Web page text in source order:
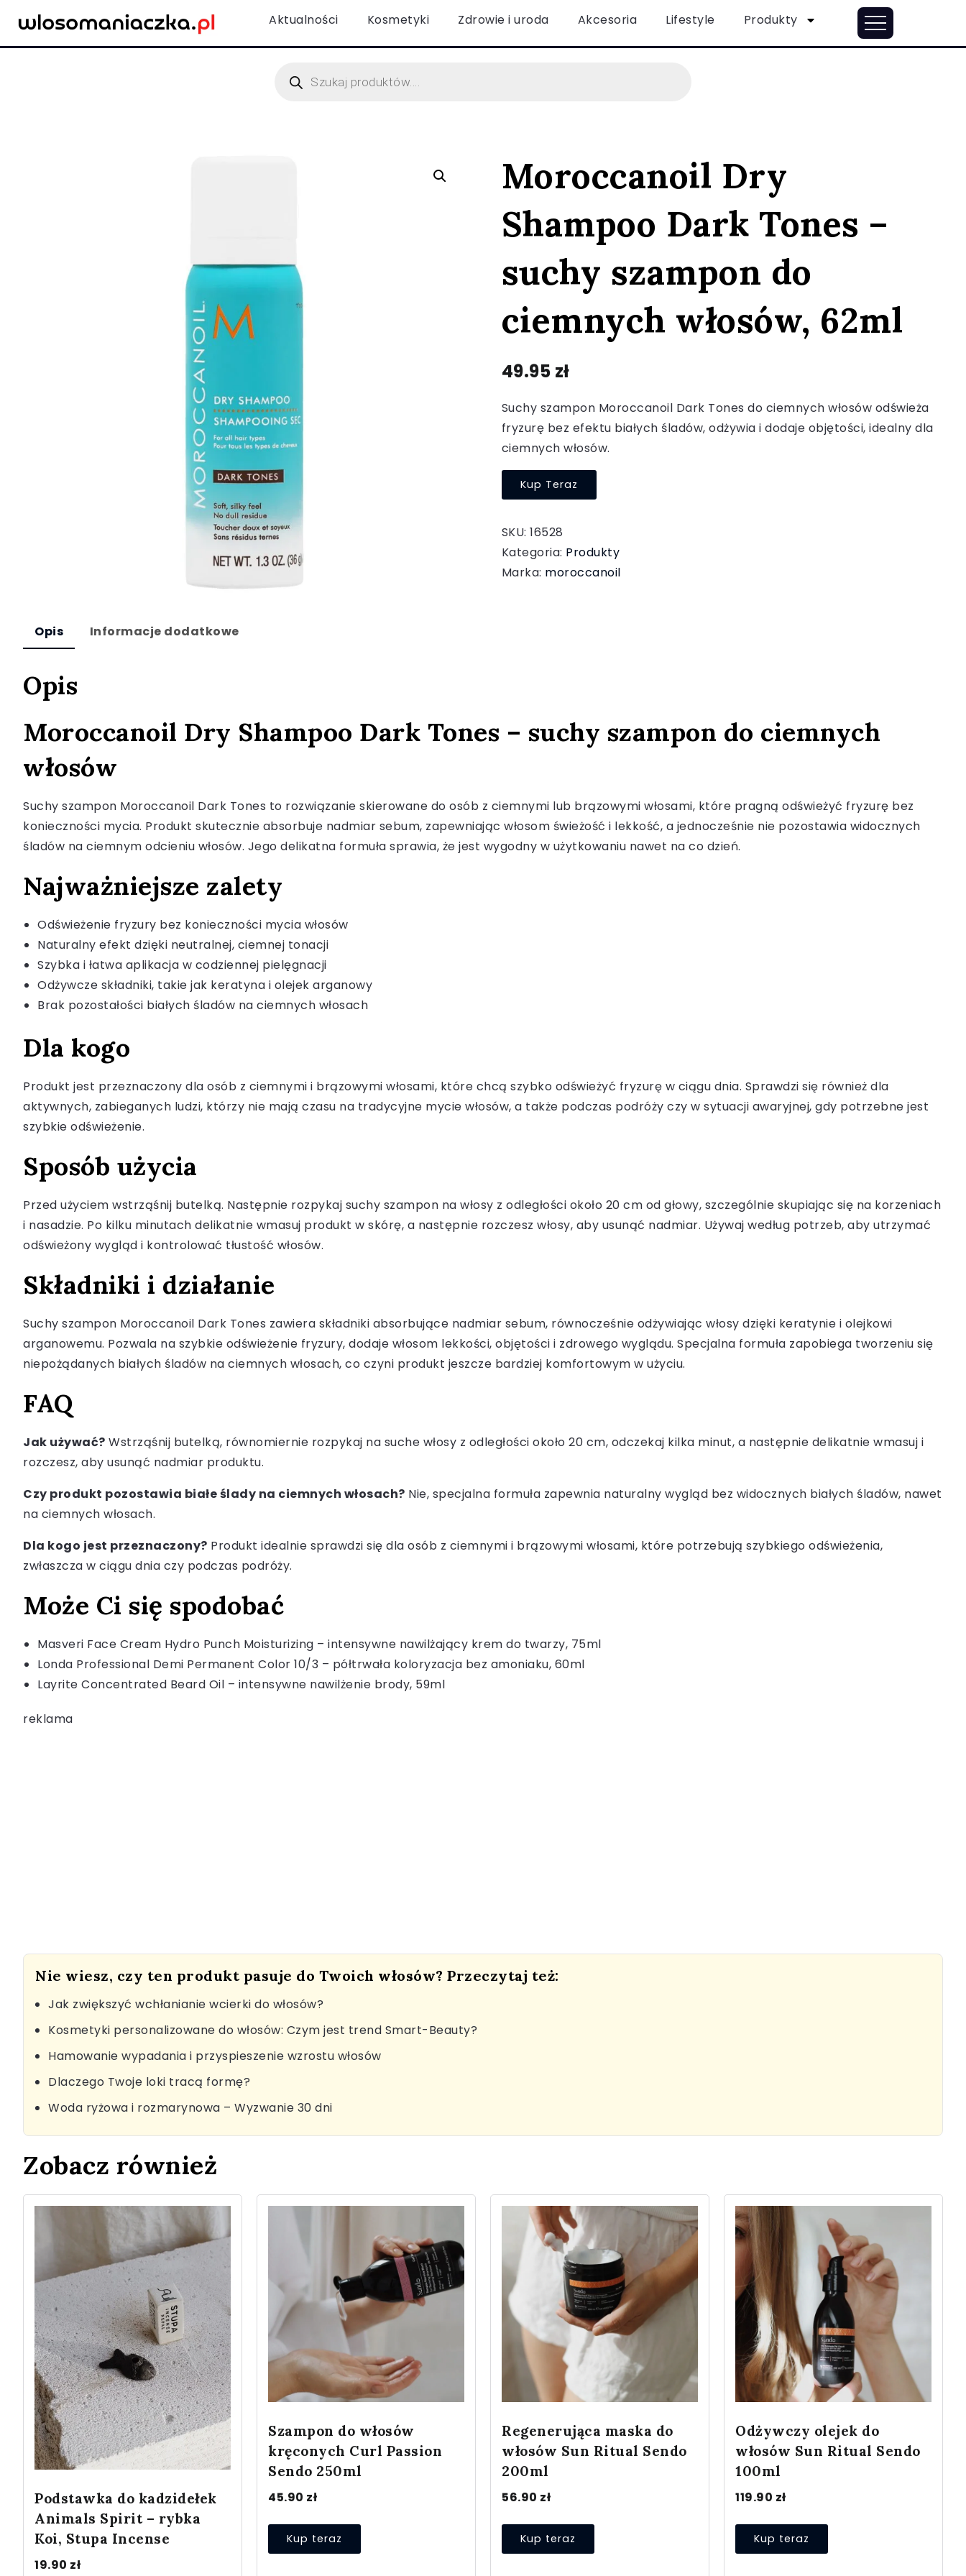
Aktualności Kosmetyki Zdrowie i uroda Akcesoria Lifestyle Produkty
Moroccanoil Dry
Shampoo Dark Tones –
suchy szampon do
ciemnych włosów, 62ml
49.95 zł
Suchy szampon Moroccanoil Dark Tones do ciemnych włosów odświeża
fryzurę bez efektu białych śladów, odżywia i dodaje objętości, idealny dla
ciemnych włosów.
Kup Teraz
SKU:16528
Kategoria: Produkty
Marka: moroccanoil
Opis Informacje dodatkowe
Opis
Moroccanoil Dry Shampoo Dark Tones – suchy szampon do ciemnych
włosów
Suchy szampon Moroccanoil Dark Tones to rozwiązanie skierowane do osób z ciemnymi lub brązowymi włosami, które pragną odświeżyć fryzurę bez
konieczności mycia. Produkt skutecznie absorbuje nadmiar sebum, zapewniając włosom świeżość i lekkość, a jednocześnie nie pozostawia widocznych
śladów na ciemnym odcieniu włosów. Jego delikatna formuła sprawia, że jest wygodny w użytkowaniu nawet na co dzień.
Najważniejsze zalety
Odświeżenie fryzury bez konieczności mycia włosów
Naturalny efekt dzięki neutralnej, ciemnej tonacji
Szybka i łatwa aplikacja w codziennej pielęgnacji
Odżywcze składniki, takie jak keratyna i olejek arganowy
Brak pozostałości białych śladów na ciemnych włosach
Dla kogo
Produkt jest przeznaczony dla osób z ciemnymi i brązowymi włosami, które chcą szybko odświeżyć fryzurę w ciągu dnia. Sprawdzi się również dla
aktywnych, zabieganych ludzi, którzy nie mają czasu na tradycyjne mycie włosów, a także podczas podróży czy w sytuacji awaryjnej, gdy potrzebne jest
szybkie odświeżenie.
Sposób użycia
Przed użyciem wstrząśnij butelką. Następnie rozpykaj suchy szampon na włosy z odległości około 20 cm od głowy, szczególnie skupiając się na korzeniach
i nasadzie. Po kilku minutach delikatnie wmasuj produkt w skórę, a następnie rozczesz włosy, aby usunąć nadmiar. Używaj według potrzeb, aby utrzymać
odświeżony wygląd i kontrolować tłustość włosów.
Składniki i działanie
Suchy szampon Moroccanoil Dark Tones zawiera składniki absorbujące nadmiar sebum, równocześnie odżywiając włosy dzięki keratynie i olejkowi
arganowemu. Pozwala na szybkie odświeżenie fryzury, dodaje włosom lekkości, objętości i zdrowego wyglądu. Specjalna formuła zapobiega tworzeniu się
niepożądanych białych śladów na ciemnych włosach, co czyni produkt jeszcze bardziej komfortowym w użyciu.
FAQ
Jak używać? Wstrząśnij butelką, równomiernie rozpykaj na suche włosy z odległości około 20 cm, odczekaj kilka minut, a następnie delikatnie wmasuj i
rozczesz, aby usunąć nadmiar produktu.
Czy produkt pozostawia białe ślady na ciemnych włosach? Nie, specjalna formuła zapewnia naturalny wygląd bez widocznych białych śladów, nawet
na ciemnych włosach.
Dla kogo jest przeznaczony? Produkt idealnie sprawdzi się dla osób z ciemnymi i brązowymi włosami, które potrzebują szybkiego odświeżenia,
zwłaszcza w ciągu dnia czy podczas podróży.
Może Ci się spodobać
Masveri Face Cream Hydro Punch Moisturizing – intensywne nawilżający krem do twarzy, 75ml
Londa Professional Demi Permanent Color 10/3 – półtrwała koloryzacja bez amoniaku, 60ml
Layrite Concentrated Beard Oil – intensywne nawilżenie brody, 59ml
reklama
Nie wiesz, czy ten produkt pasuje do Twoich włosów? Przeczytaj też:
Jak zwiększyć wchłanianie wcierki do włosów?
Kosmetyki personalizowane do włosów: Czym jest trend Smart-Beauty?
Hamowanie wypadania i przyspieszenie wzrostu włosów
Dlaczego Twoje loki tracą formę?
Woda ryżowa i rozmarynowa – Wyzwanie 30 dni
Zobacz również
Podstawka do kadzidełek
Animals Spirit – rybka
Koi, Stupa Incense
19.90 zł
Szampon do włosów
kręconych Curl Passion
Sendo 250ml
45.90 zł
Kup teraz
Regenerująca maska do
włosów Sun Ritual Sendo
200ml
56.90 zł
Kup teraz
Odżywczy olejek do
włosów Sun Ritual Sendo
100ml
119.90 zł
Kup teraz